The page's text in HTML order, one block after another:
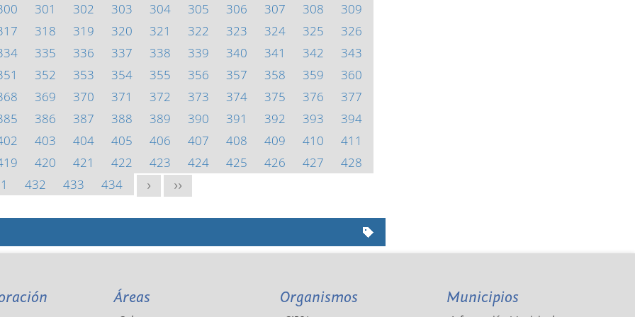
301 302 303 304 305 306 307 308
309
318 319 320 321 322 323 324 325
326
335 336 337 338 339 340 341 342
343
352 353 354 355 356 357 358 359
360
369 370 371 372 373 374 375 376
377
386 387 388 389 390 391 392 393
394
403 404 405 406 407 408 409 410
411
420 421 422 423 424 425 426 427
428
432 433 434 > >>
Áreas Organismos Municipios